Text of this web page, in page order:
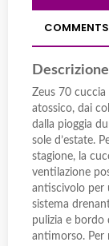
COMMENTS
Descrizione
Zeus 70
atossico, dai
dalla pioggia
sole d’estate.
stagione, la
ventilazione
antiscivolo per
sistema
pulizia e bordo
antimorso. Per